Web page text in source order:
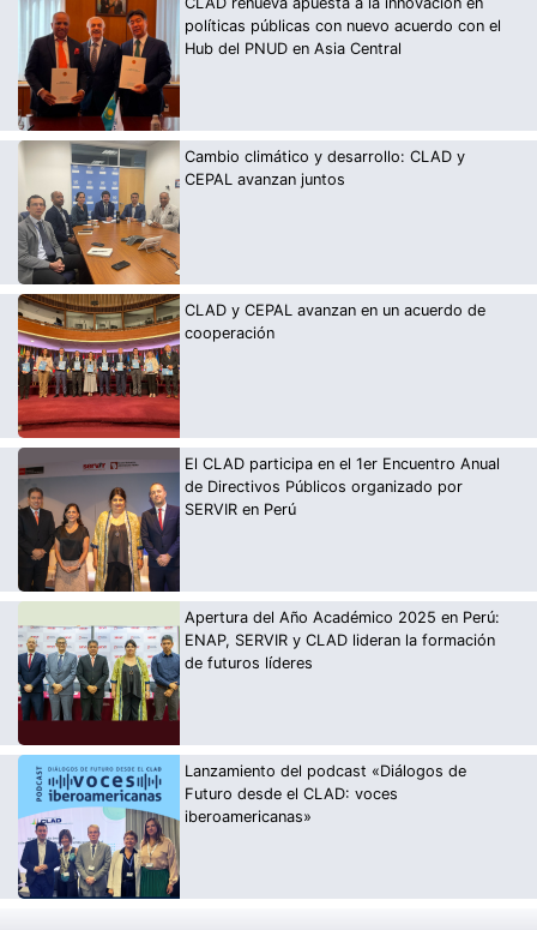
políticas públicas con nuevo acuerdo con el
Hub del PNUD en Asia Central
Cambio climático y desarrollo: CLAD y
CEPAL avanzan juntos
CLAD y CEPAL avanzan en un acuerdo de
cooperación
El CLAD participa en el 1er Encuentro Anual
de Directivos Públicos organizado por
SERVIR en Perú
Apertura del Año Académico 2025 en Perú:
ENAP, SERVIR y CLAD lideran la formación
de futuros líderes
Lanzamiento del podcast «Diálogos de
Futuro desde el CLAD: voces
iberoamericanas»